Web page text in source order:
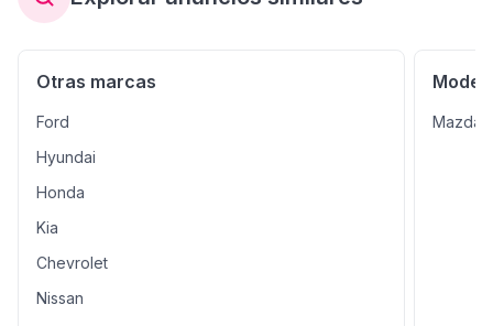
Otras marcas
Ford
Hyundai
Honda
Kia
Chevrolet
Nissan
Mazda